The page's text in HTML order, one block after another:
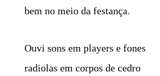
bem no meio da festança.
Ouvi sons em players e fones
radiolas em corpos de cedro